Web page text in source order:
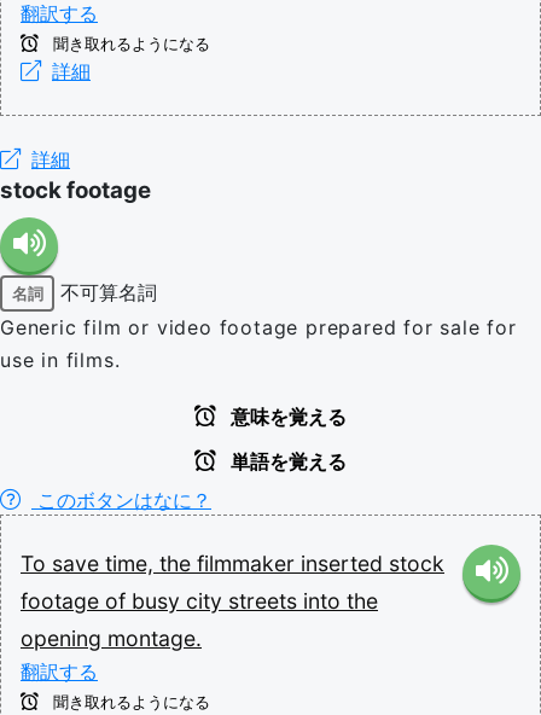
翻訳する
聞き取れるようになる
詳細
詳細
stock footage
名詞
不可算名詞
Generic film or video footage prepared for sale for
use in films.
意味を覚える
単語を覚える
このボタンはなに？
To save time, the filmmaker inserted stock
footage of busy city streets into the
opening montage.
翻訳する
聞き取れるようになる